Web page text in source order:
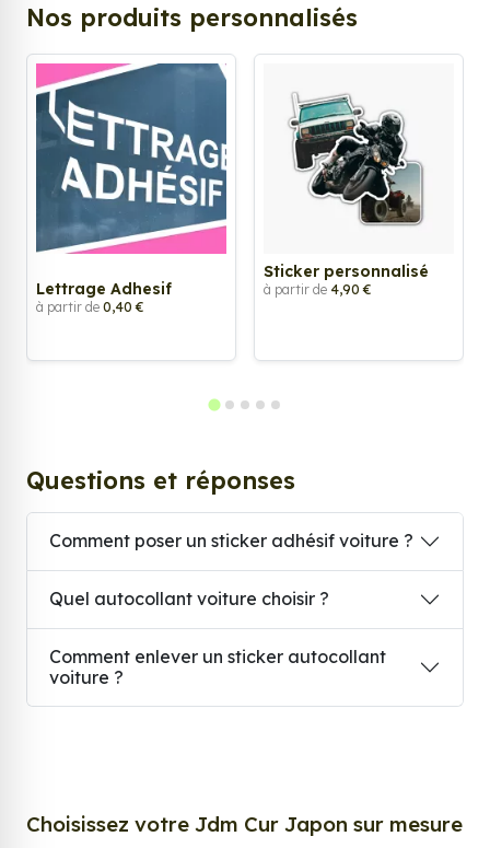
Nos produits personnalisés
Lettrage Adhesif
à partir de 0,40 €
Sticker personnalisé
à partir de 4,90 €
Questions et réponses
Comment poser un sticker adhésif voiture ?
Quel autocollant voiture choisir ?
Comment enlever un sticker autocollant
voiture ?
Choisissez votre Jdm Cur Japon sur mesure